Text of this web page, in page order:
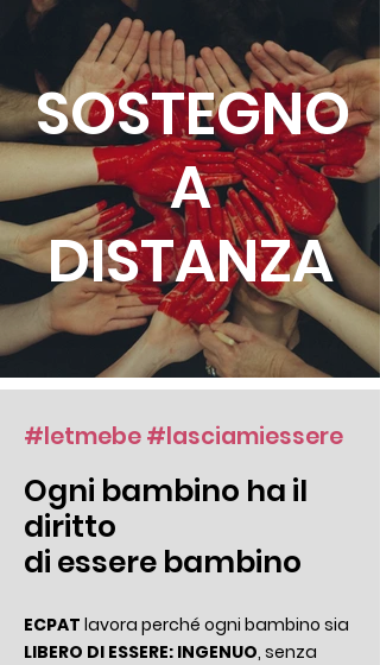
SOSTEGNO
A
DISTANZA
#letmebe #lasciamiessere
Ogni bambino ha il
diritto
di essere bambino
ECPAT lavora perché ogni bambino sia
LIBERO DI ESSERE: INGENUO, senza